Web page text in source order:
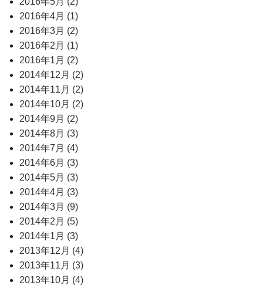
2016年4月 (1)
2016年3月 (2)
2016年2月 (1)
2016年1月 (2)
2014年12月 (2)
2014年11月 (2)
2014年10月 (2)
2014年9月 (2)
2014年8月 (3)
2014年7月 (4)
2014年6月 (3)
2014年5月 (3)
2014年4月 (3)
2014年3月 (9)
2014年2月 (5)
2014年1月 (3)
2013年12月 (4)
2013年11月 (3)
2013年10月 (4)